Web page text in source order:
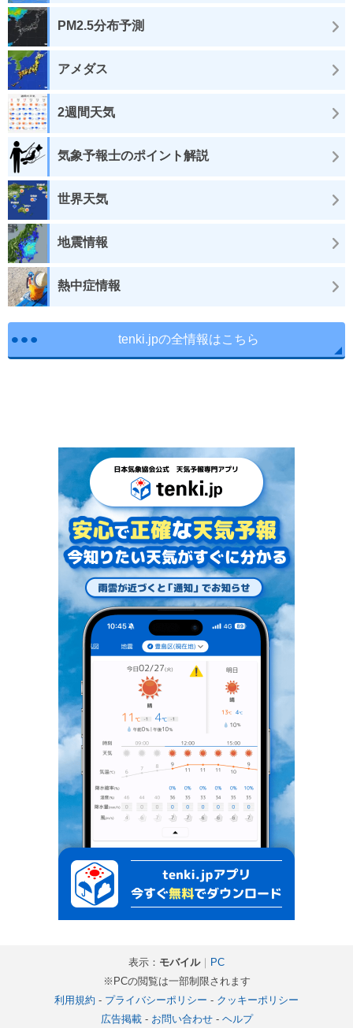
PM2.5分布予測
アメダス
2週間天気
気象予報士のポイント解説
世界天気
地震情報
熱中症情報
tenki.jpの全情報はこちら
表示： モバイル｜ PC
※PCの閲覧は一部制限されます
利用規約 - プライバシーポリシー - クッキーポリシー
広告掲載- お問い合わせ- ヘルプ